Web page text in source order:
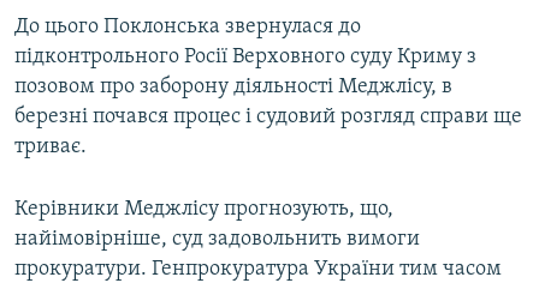
До цього Поклонська звернулася до
підконтрольного Росії Верховного суду Криму з
позовом про заборону діяльності Меджлісу, в
березні почався процес і судовий розгляд справи ще
триває.
Керівники Меджлісу прогнозують, що,
найімовірніше, суд задовольнить вимоги
прокуратури. Генпрокуратура України тим часом